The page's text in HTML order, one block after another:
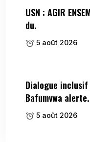
USN : AGIR
du.
5 août 2026
Dialogue inclusif
Bafumvwa alerte.
5 août 2026